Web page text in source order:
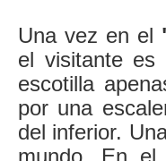
Una vez en el
el visitante
escotilla
por una
del inferior.
mundo. En el